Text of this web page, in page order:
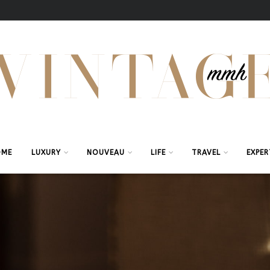
LUXURY NOUVEAU LIFE TRAVEL